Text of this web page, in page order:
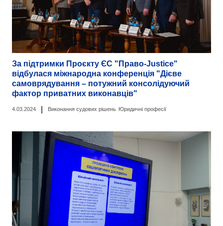
За підтримки Проєкту ЄС "Право-Justice"
відбулася міжнародна конференція "Дієве
самоврядування – потужний консолідуючий
фактор приватних виконавців"
4.03.2024 Виконання судових рішень Юридичні професії